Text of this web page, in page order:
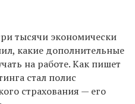
тысячи экономически
какие дополнительные
на работе. Как пишет
стал полис
страхования — его